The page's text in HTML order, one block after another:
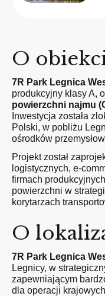
O
7R Park Legnica
produkcyjny klasy A,
powierzchni najmu
Inwestycja została
Polski, w pobliżu
ośrodków
Projekt został
logistycznych, e-
firmach
powierzchni w
korytarzach
O
7R Park Legnica
Legnicy, w
zapewniającym
dla operacji